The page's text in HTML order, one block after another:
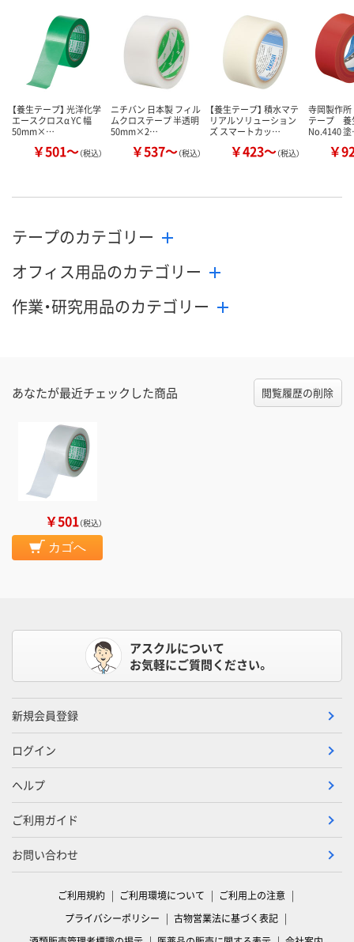
【養生テープ】 光洋化学
エースクロスα YC 幅
50mm×…
￥501～（税込）
ニチバン 日本製 フィル
ムクロステープ 半透明
50mm×2…
￥537～（税込）
【養生テープ】 積水マテ
リアルソリューション
ズ スマートカッ…
￥423～（税込）
寺岡製作
テープ
No.4140
￥
テープのカテゴリー
オフィス用品のカテゴリー
作業・研究用品のカテゴリー
あなたが最近チェックした商品 閲覧履歴の削除
￥501（税込）
カゴへ
アスクルについて
お気軽にご質問ください。
新規会員登録
ログイン
ヘルプ
ご利用ガイド
お問い合わせ
ご利用規約 ご利用環境について
ご利用上の注意
プライバシーポリシー
古物営業法に基づく表記